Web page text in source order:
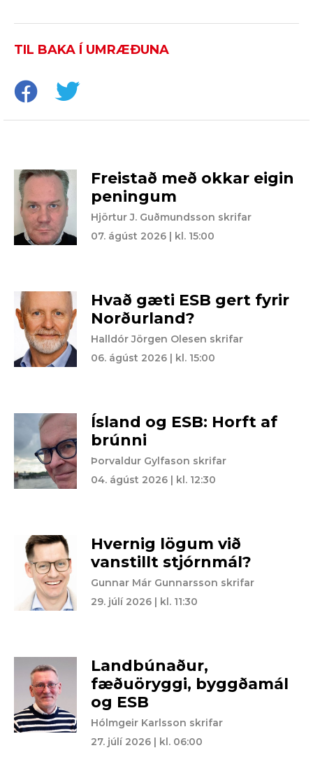
TIL BAKA Í UMRÆÐUNA
Freistað með okkar eigin
peningum
Hjörtur J. Guðmundsson skrifar
07. ágúst 2026 | kl. 15:00
Hvað gæti ESB gert fyrir
Norðurland?
Halldór Jörgen Olesen skrifar
06. ágúst 2026 | kl. 15:00
Ísland og ESB: Horft af
brúnni
Þorvaldur Gylfason skrifar
04. ágúst 2026 | kl. 12:30
Hvernig lögum við
vanstillt stjórnmál?
Gunnar Már Gunnarsson skrifar
29. júlí 2026 | kl. 11:30
Landbúnaður,
fæðuöryggi, byggðamál
og ESB
Hólmgeir Karlsson skrifar
27. júlí 2026 | kl. 06:00